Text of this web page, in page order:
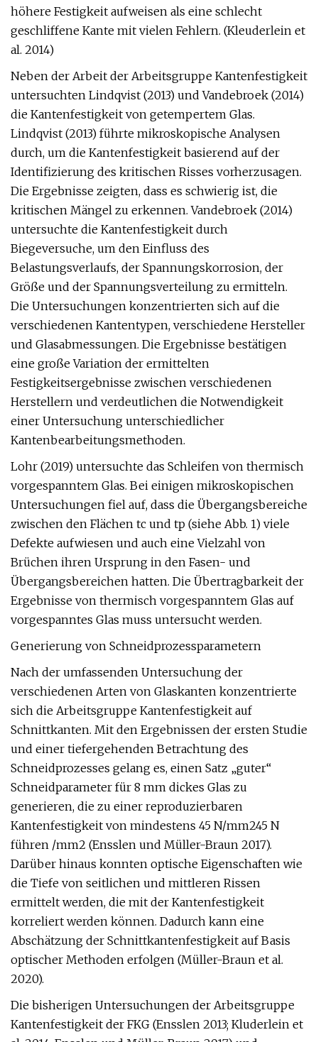
höhere Festigkeit aufweisen als eine schlecht
geschliffene Kante mit vielen Fehlern. (Kleuderlein et
al. 2014)
Neben der Arbeit der Arbeitsgruppe Kantenfestigkeit
untersuchten Lindqvist (2013) und Vandebroek (2014)
die Kantenfestigkeit von getempertem Glas.
Lindqvist (2013) führte mikroskopische Analysen
durch, um die Kantenfestigkeit basierend auf der
Identifizierung des kritischen Risses vorherzusagen.
Die Ergebnisse zeigten, dass es schwierig ist, die
kritischen Mängel zu erkennen. Vandebroek (2014)
untersuchte die Kantenfestigkeit durch
Biegeversuche, um den Einfluss des
Belastungsverlaufs, der Spannungskorrosion, der
Größe und der Spannungsverteilung zu ermitteln.
Die Untersuchungen konzentrierten sich auf die
verschiedenen Kantentypen, verschiedene Hersteller
und Glasabmessungen. Die Ergebnisse bestätigen
eine große Variation der ermittelten
Festigkeitsergebnisse zwischen verschiedenen
Herstellern und verdeutlichen die Notwendigkeit
einer Untersuchung unterschiedlicher
Kantenbearbeitungsmethoden.
Lohr (2019) untersuchte das Schleifen von thermisch
vorgespanntem Glas. Bei einigen mikroskopischen
Untersuchungen fiel auf, dass die Übergangsbereiche
zwischen den Flächen tc und tp (siehe Abb. 1) viele
Defekte aufwiesen und auch eine Vielzahl von
Brüchen ihren Ursprung in den Fasen- und
Übergangsbereichen hatten. Die Übertragbarkeit der
Ergebnisse von thermisch vorgespanntem Glas auf
vorgespanntes Glas muss untersucht werden.
Generierung von Schneidprozessparametern
Nach der umfassenden Untersuchung der
verschiedenen Arten von Glaskanten konzentrierte
sich die Arbeitsgruppe Kantenfestigkeit auf
Schnittkanten. Mit den Ergebnissen der ersten Studie
und einer tiefergehenden Betrachtung des
Schneidprozesses gelang es, einen Satz „guter“
Schneidparameter für 8 mm dickes Glas zu
generieren, die zu einer reproduzierbaren
Kantenfestigkeit von mindestens 45 N/mm245 N
führen /mm2 (Ensslen und Müller-Braun 2017).
Darüber hinaus konnten optische Eigenschaften wie
die Tiefe von seitlichen und mittleren Rissen
ermittelt werden, die mit der Kantenfestigkeit
korreliert werden können. Dadurch kann eine
Abschätzung der Schnittkantenfestigkeit auf Basis
optischer Methoden erfolgen (Müller-Braun et al.
2020).
Die bisherigen Untersuchungen der Arbeitsgruppe
Kantenfestigkeit der FKG (Ensslen 2013; Kluderlein et